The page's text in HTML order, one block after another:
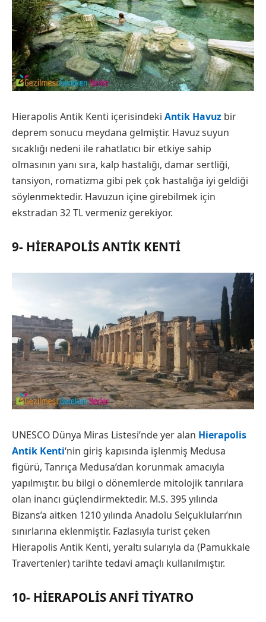
Hierapolis Antik Kenti içerisindeki Antik Havuz bir
deprem sonucu meydana gelmiştir. Havuz suyun
sıcaklığı nedeni ile rahatlatıcı bir etkiye sahip
olmasının yanı sıra, kalp hastalığı, damar sertliği,
tansiyon, romatizma gibi pek çok hastalığa iyi geldiği
söylenmektedir. Havuzun içine girebilmek için
ekstradan 32 TL vermeniz gerekiyor.
9- HIERAPOLIS ANTIK KENTI
UNESCO Dünya Miras Listesi’nde yer alan Hierapolis
Antik Kenti‘nin giriş kapısında işlenmiş Medusa
figürü, Tanrıça Medusa’dan korunmak amacıyla
yapılmıştır. bu bilgi o dönemlerde mitolojik tanrılara
olan inancı güçlendirmektedir. M.S. 395 yılında
Bizans’a aitken 1210 yılında Anadolu Selçukluları’nın
sınırlarına eklenmiştir. Fazlasıyla turist çeken
Hierapolis Antik Kenti, yeraltı sularıyla da (Pamukkale
Travertenler) tarihte tedavi amaçlı kullanılmıştır.
10- HIERAPOLIS ANFI TIYATRO